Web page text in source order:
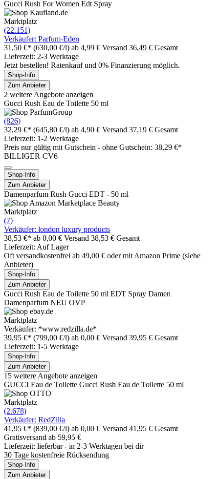
Gucci Rush For Women Edt Spray
Marktplatz
(22.151)
Verkäufer: Parfum-Eden
31,50 €* (630,00 €/l) ab 4,99 € Versand 36,49 € Gesamt
Lieferzeit: 2-3 Werktage
Jetzt bestellen! Ratenkauf und 0% Finanzierung möglich.
Shop-Info
Zum Anbieter
2 weitere Angebote anzeigen
Gucci Rush Eau de Toilette 50 ml
(826)
32,29 €* (645,80 €/l) ab 4,90 € Versand 37,19 € Gesamt
Lieferzeit: 1-2 Werktage
Preis nur gültig mit Gutschein - ohne Gutschein: 38,29 €*
BILLIGER-CV6
Shop-Info
Zum Anbieter
Damenparfum Rush Gucci EDT - 50 ml
Marktplatz
(7)
Verkäufer: london luxury products
38,53 €* ab 0,00 € Versand 38,53 € Gesamt
Lieferzeit: Auf Lager
Oft versandkostenfrei ab 49,00 € oder mit Amazon Prime (siehe
Anbieter)
Shop-Info
Zum Anbieter
Gucci Rush Eau de Toilette 50 ml EDT Spray Damen
Damenparfum NEU OVP
Marktplatz
Verkäufer: *www.redzilla.de*
39,95 €* (799,00 €/l) ab 0,00 € Versand 39,95 € Gesamt
Lieferzeit: 1-5 Werktage
Shop-Info
Zum Anbieter
15 weitere Angebote anzeigen
GUCCI Eau de Toilette Gucci Rush Eau de Toilette 50 ml
Marktplatz
(2.678)
Verkäufer: RedZilla
41,95 €* (839,00 €/l) ab 0,00 € Versand 41,95 € Gesamt
Gratisversand ab 59,95 €
Lieferzeit: lieferbar - in 2-3 Werktagen bei dir
30 Tage kostenfreie Rücksendung
Shop-Info
Zum Anbieter